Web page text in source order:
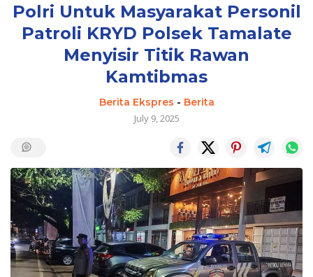
Polri Untuk Masyarakat Personil
Patroli KRYD Polsek Tamalate
Menyisir Titik Rawan
Kamtibmas
Berita Ekspres - Berita
July 9, 2025